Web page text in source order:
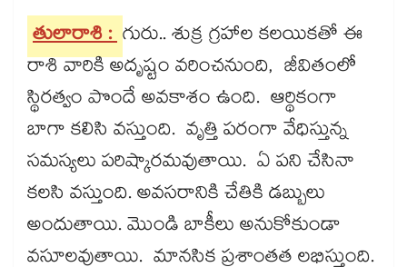
తులారాశి :గురు.. శుక్ర గ్రహాల కలయికతో ఈ
రాశి వారికి అదృష్టం వరించనుంది, జీవితంలో
స్థిరత్వం పొందే అవకాశం ఉంది. ఆర్థికంగా
బాగా కలిసి వస్తుంది. వృత్తి పరంగా వేధిస్తున్న
సమస్యలు పరిష్కారమవుతాయి. ఏ పని చేసినా
కలసి వస్తుంది. అవసరానికి చేతికి డబ్బులు
అందుతాయి. మొండి బాకీలు అనుకోకుండా
వసూలవుతాయి. మానసిక ప్రశాంతత లభిస్తుంది.